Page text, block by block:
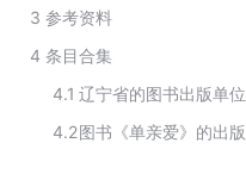
3 参考资料
4 条目合集
4.1 辽宁省的图书出版单位
4.2